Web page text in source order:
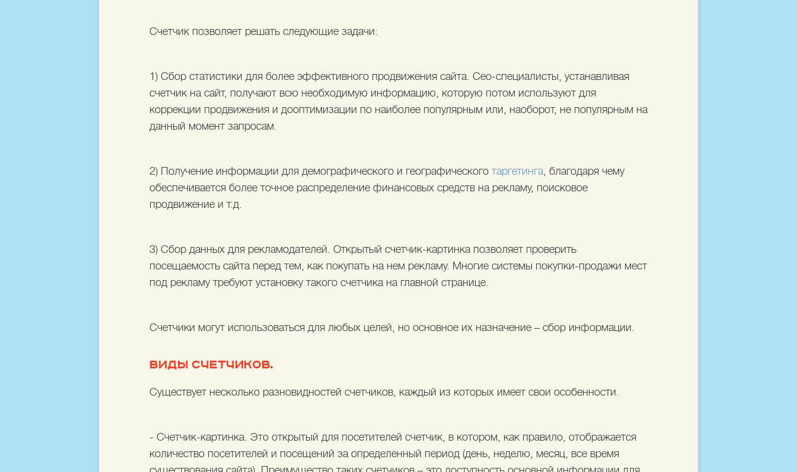
Счетчик позволяет решать следующие задачи:
1) Сбор статистики для более эффективного продвижения сайта. Сео-специалисты, устанавливая
счетчик на сайт, получают всю необходимую информацию, которую потом используют для
коррекции продвижения и дооптимизации по наиболее популярным или, наоборот, не популярным на
данный момент запросам.
2) Получение информации для демографического и географического таргетинга, благодаря чему
обеспечивается более точное распределение финансовых средств на рекламу, поисковое
продвижение и т.д.
3) Сбор данных для рекламодателей. Открытый счетчик-картинка позволяет проверить
посещаемость сайта перед тем, как покупать на нем рекламу. Многие системы покупки-продажи мест
под рекламу требуют установку такого счетчика на главной странице.
Счетчики могут использоваться для любых целей, но основное их назначение – сбор информации.
ВИДЫ СЧЕТЧИКОВ.
Существует несколько разновидностей счетчиков, каждый из которых имеет свои особенности.
- Счетчик-картинка. Это открытый для посетителей счетчик, в котором, как правило, отображается
количество посетителей и посещений за определенный период (день, неделю, месяц, все время